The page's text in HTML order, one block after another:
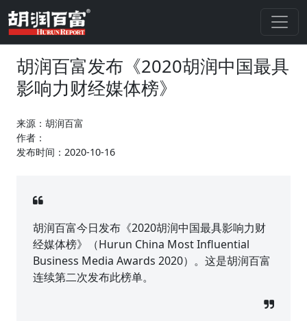
胡润百富发布《2020胡润中国最具
影响力财经媒体榜》
来源：胡润百富
作者：
发布时间：2020-10-16
胡润百富今日发布《2020胡润中国最具影响力财
经媒体榜》（Hurun China Most Influential
Business Media Awards 2020）。这是胡润百富
连续第二次发布此榜单。